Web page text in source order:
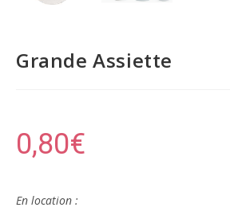
Grande Assiette
0,80€
En location :